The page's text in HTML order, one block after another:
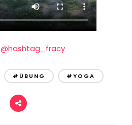
@hashtag_fracy
#ÜBUNG #YOGA